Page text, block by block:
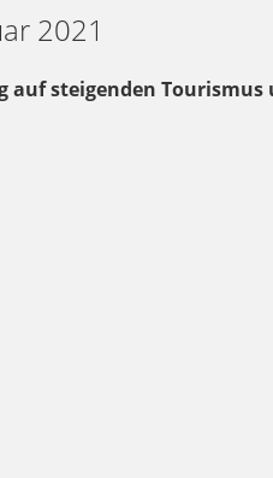
2021
steigenden Tourismus